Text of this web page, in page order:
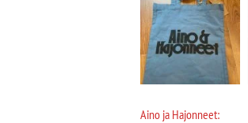
Aino ja Hajonneet: